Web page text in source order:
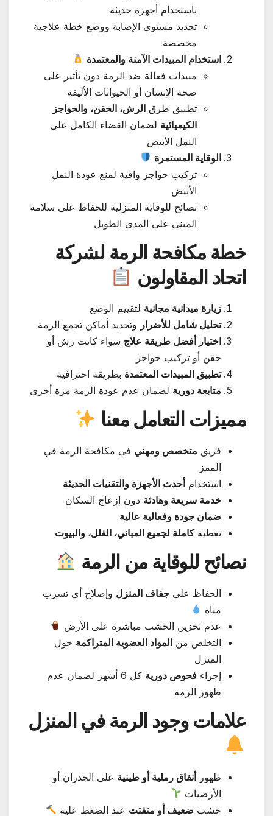
باستخدام أجهزة حديثة
تحديد مستوى الإصابة ووضع خطة علاجية
مخصصة
استخدام المبيدات الآمنة والمعتمدة
مبيدات فعالة ضد الرمة دون تأثير على
صحة الإنسان أو الحيوانات الأليفة
تطبيق طرق الرش، الحقن، والحواجز
الكيميائية لضمان القضاء الكامل على
النمل الأبيض
الوقاية المستمرة
تركيب حواجز واقية لمنع عودة النمل
الأبيض
نصائح للوقاية المنزلية للحفاظ على سلامة
المبنى على المدى الطويل
خطة مكافحة الرمة لشركة
اتحاد المقاولون
زيارة ميدانية مجانية لتقييم الوضع
تحليل شامل للأضرار وتحديد أماكن تجمع الرمة
اختيار أفضل طريقة علاج سواء كانت رش أو
حقن أو تركيب حواجز
تطبيق المبيدات المعتمدة بطريقة احترافية
متابعة دورية لضمان عدم عودة الرمة مرة أخرى
مميزات التعامل معنا
فريق متخصص ومهني في مكافحة الرمة في
الممز
استخدام أحدث الأجهزة والتقنيات الحديثة
خدمة سريعة وهادئة دون إزعاج السكان
ضمان جودة وفعالية عالية
تغطيةكاملة لجميع المباني، الفلل، والبيوت
نصائح للوقاية من الرمة
الحفاظ على جفاف المنزل وإصلاح أي تسرب
مياه
عدم تخزين الخشب مباشرة على الأرض
التخلص من المواد العضوية المتراكمة حول
المنزل
إجراء فحوص دورية
كل 6 أشهر لضمان عدم
ظهور الرمة
علامات وجود الرمة في المنزل
ظهورأنفاق رملية أو طينية على الجدران أو
الأرضيات
خشب ضعيف أو متفتت عند الضغط عليه